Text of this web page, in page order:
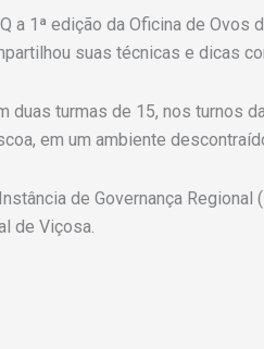
a 1ª edição da Oficina de
suas técnicas e dicas
turmas de 15, nos turnos
em um ambiente
de Governança
de Viçosa.